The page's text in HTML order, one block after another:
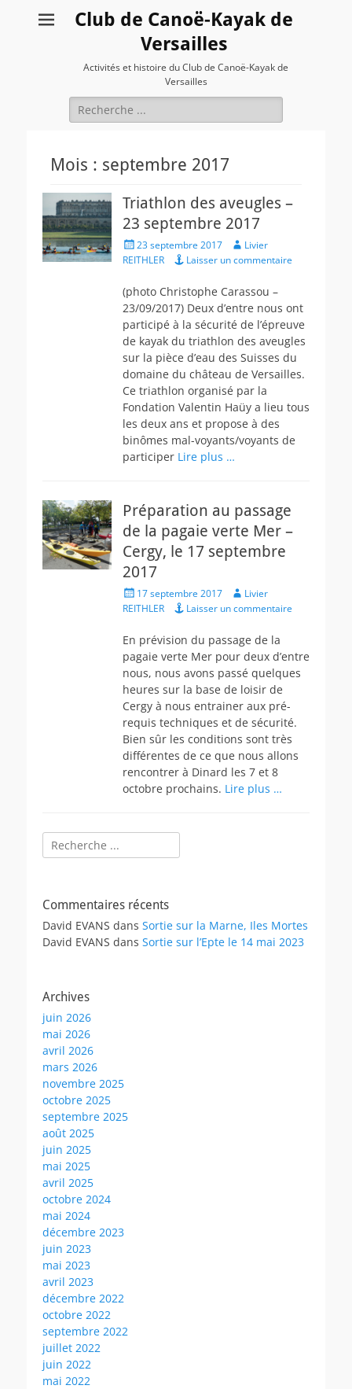
Club de Canoë-Kayak de
Versailles
Activités et histoire du Club de Canoë-Kayak de
Versailles
Rechercher :
Mois : septembre 2017
Triathlon des aveugles –
23 septembre 2017
Posted
on
23 septembre 2017 Author
Livier
REITHLER
Laisser un commentaire
(photo Christophe Carassou –
23/09/2017) Deux d’entre nous ont
participé à la sécurité de l’épreuve
de kayak du triathlon des aveugles
sur la pièce d’eau des Suisses du
domaine du château de Versailles.
Ce triathlon organisé par la
Fondation Valentin Haüy a lieu tous
les deux ans et propose à des
binômes mal-voyants/voyants de
participer Lire plus …
Préparation au passage
de la pagaie verte Mer –
Cergy, le 17 septembre
2017
Posted
on
17 septembre 2017 Author
Livier
REITHLER
Laisser un commentaire
En prévision du passage de la
pagaie verte Mer pour deux d’entre
nous, nous avons passé quelques
heures sur la base de loisir de
Cergy à nous entrainer aux pré-
requis techniques et de sécurité.
Bien sûr les conditions sont très
différentes de ce que nous allons
rencontrer à Dinard les 7 et 8
octobre prochains. Lire plus …
Rechercher :
Commentaires récents
David EVANS dans Sortie sur la Marne, Iles Mortes
David EVANS dans Sortie sur l’Epte le 14 mai 2023
Archives
juin 2026
mai 2026
avril 2026
mars 2026
novembre 2025
octobre 2025
septembre 2025
août 2025
juin 2025
mai 2025
avril 2025
octobre 2024
mai 2024
décembre 2023
juin 2023
mai 2023
avril 2023
décembre 2022
octobre 2022
septembre 2022
juillet 2022
juin 2022
mai 2022